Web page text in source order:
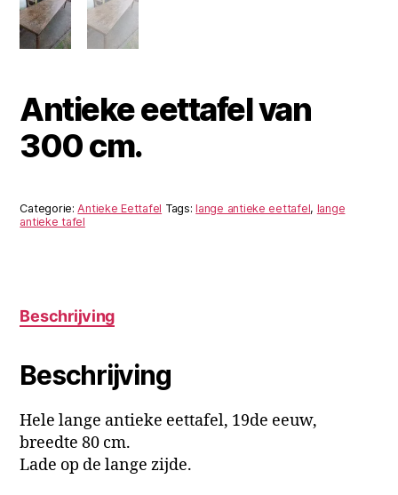
Antieke eettafel van
300 cm.
Categorie:Antieke Eettafel Tags:lange antieke eettafel, lange
antieke tafel
Beschrijving
Beschrijving
Hele lange antieke eettafel, 19de eeuw,
breedte 80 cm.
Lade op de lange zijde.